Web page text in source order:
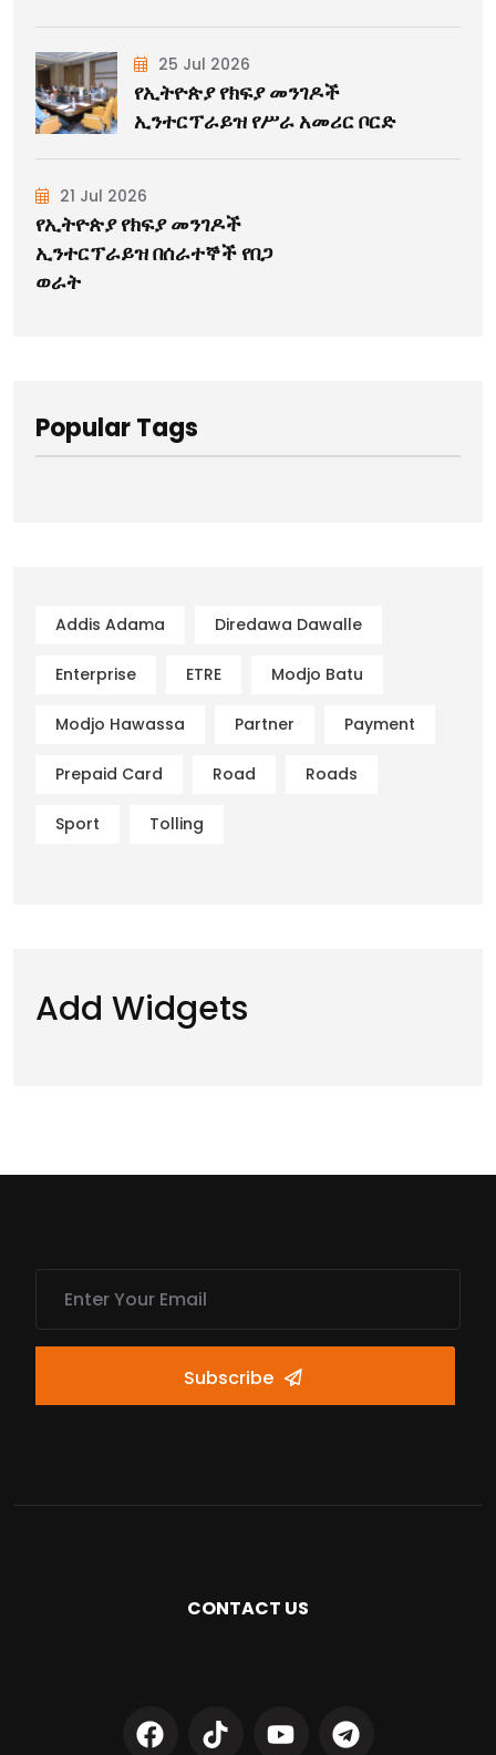
25 Jul 2026
የኢትዮጵያ የክፍያ መንገዶች
ኢንተርፕራይዝ የሥራ አመሪር ቦርድ
21 Jul 2026
የኢትዮጵያ የክፍያ መንገዶች
ኢንተርፕራይዝ በሰራተኞች የበጋ
ወራት
Popular Tags
Addis Adama Diredawa Dawalle
Enterprise ETRE Modjo Batu
Modjo Hawassa Partner Payment
Prepaid Card Road Roads
Sport Tolling
Add Widgets
Subscribe
CONTACT US